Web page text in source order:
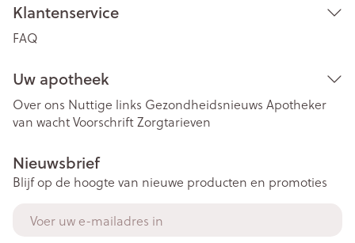
Klantenservice
FAQ
Uw apotheek
Over ons Nuttige links Gezondheidsnieuws Apotheker
van wachtVoorschriftZorgtarieven
Nieuwsbrief
Blijf op de hoogte van nieuwe producten en promoties